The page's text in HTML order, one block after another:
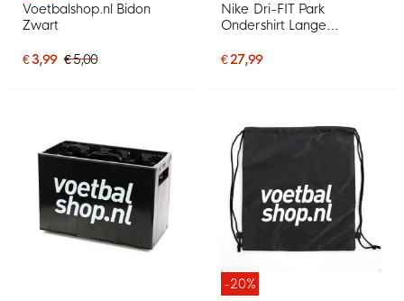
Voetbalshop.nl Bidon
Zwart
€ 3,99 € 5,00
Nike Dri-FIT Park
Ondershirt Lange
€ 27,99
-20%